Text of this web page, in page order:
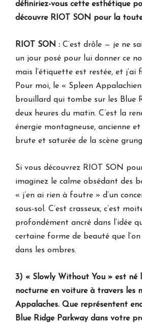
définiriez-vous cette esthétique
découvre RIOT SON pour la
RIOT SON : C’est drôle — je ne
un jour posé pour lui donner ce
mais l’étiquette est restée, et j’ai
Pour moi, le « Spleen
brouillard qui tombe sur les Blue
deux heures du matin. C’est la
énergie montagneuse, ancienne
brute et saturée de la scène
Si vous découvrez RIOT SON
imaginez le calme obsédant des
« j’en ai rien à foutre » d’un
sous-sol. C’est crasseux, c’est
profondément ancré dans l’idée
certaine forme de beauté que
dans les ombres.
3) « Slowly Without You » est né
nocturne en voiture à travers les
Appalaches. Que représentent
Blue Ridge Parkway dans votre